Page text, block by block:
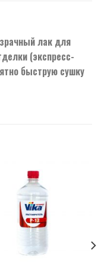
лак для
(экспресс-
быструю сушку